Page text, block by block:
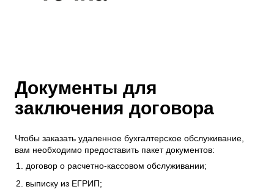
Документы для
заключения договора
Чтобы заказать удаленное бухгалтерское обслуживание,
вам необходимо предоставить пакет документов:
договор о расчетно-кассовом обслуживании;
выписку из ЕГРИП;